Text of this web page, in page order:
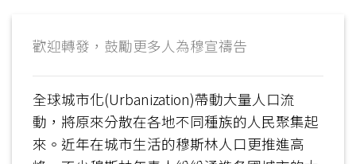
歡迎轉發，鼓勵更多人為穆宣禱告
全球城市化(Urbanization)帶動大量人口流
動，將原來分散在各地不同種族的人民聚集起
來。近年在城市生活的穆斯林人口更推進高